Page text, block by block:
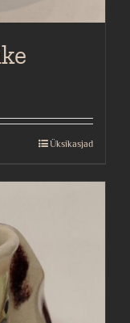
Üksikasjad